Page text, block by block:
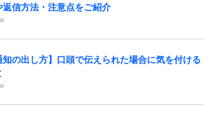
返信方法・注意点をご紹介
知の出し方】口頭で伝えられた場合に気を付ける